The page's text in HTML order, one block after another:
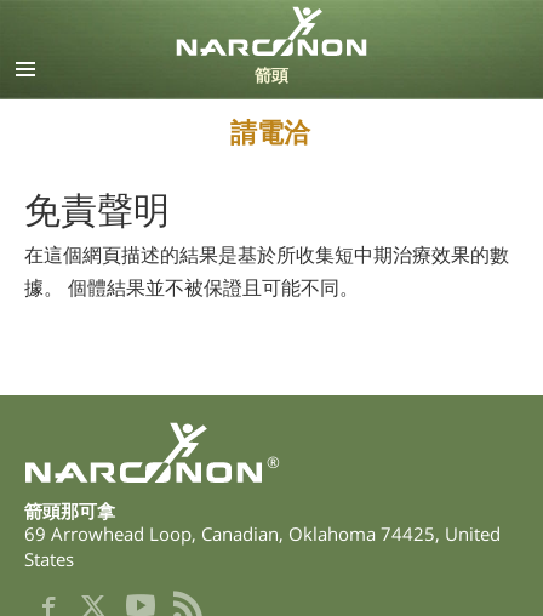
丹麥文
德文
馬札兒文
義大利文
挪威文
繁體中文
請電洽
免責聲明
在這個網頁描述的結果是基於所收集短中期治療效果的數
據。 個體結果並不被保證且可能不同。
®
箭頭那可拿
69 Arrowhead Loop, Canadian, Oklahoma 74425, United
States